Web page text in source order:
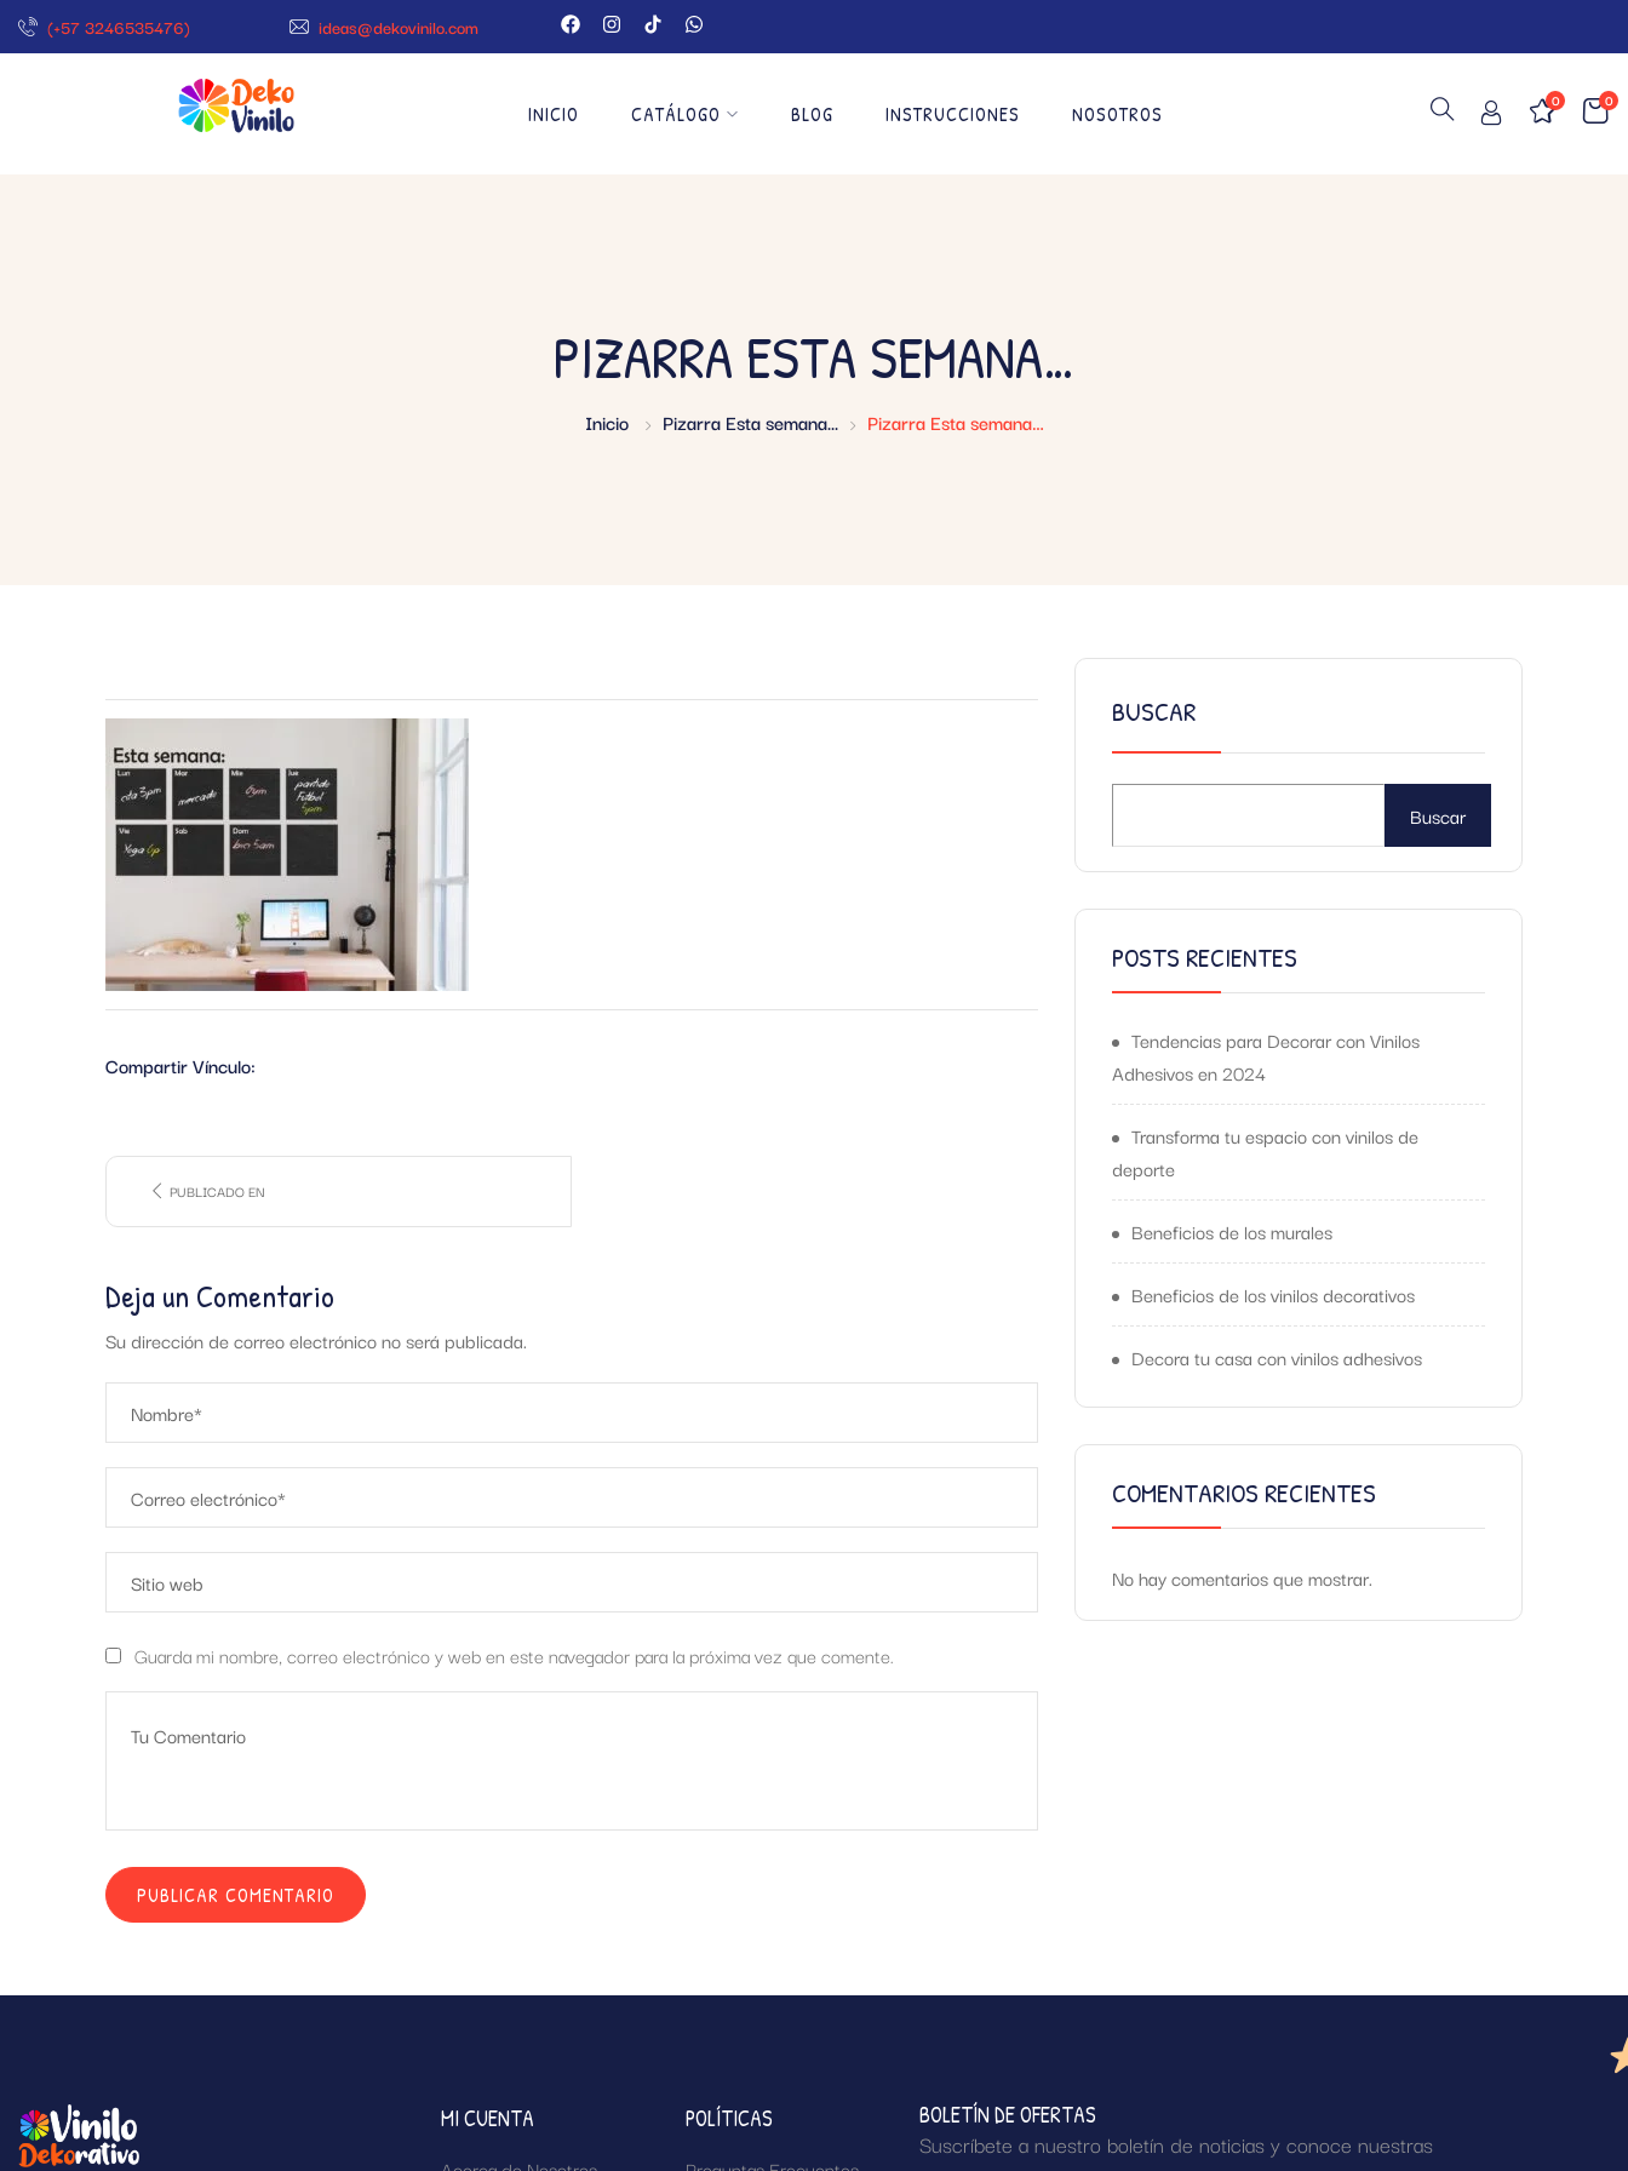
(+57 3246535476) ideas@dekovinilo.com
INICIO CATÁLOGO BLOG INSTRUCCIONES NOSOTROS
0
0
PIZARRA ESTA SEMANA…
Inicio Pizarra Esta semana... Pizarra Esta semana…
Compartir Vínculo:
PUBLICADO EN
Deja un Comentario
Su dirección de correo electrónico no será publicada.
Guarda mi nombre, correo electrónico y web en este navegador para la próxima vez que comente.
BUSCAR
Buscar
POSTS RECIENTES
Tendencias para Decorar con Vinilos
Adhesivos en 2024
Transforma tu espacio con vinilos de
deporte
Beneficios de los murales
Beneficios de los vinilos decorativos
Decora tu casa con vinilos adhesivos
COMENTARIOS RECIENTES
No hay comentarios que mostrar.
MI CUENTA POLÍTICAS BOLETÍN DE OFERTAS
Suscríbete a nuestro boletín de noticias y conoce nuestras